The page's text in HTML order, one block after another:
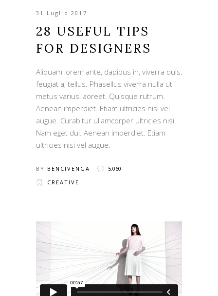
31 Luglio 2017
28 USEFUL TIPS
FOR DESIGNERS
Aliquam lorem ante, dapibus in, viverra quis,
feugiat a, tellus. Phasellus viverra nulla ut
metus varius laoreet. Quisque rutrum.
Aenean imperdiet. Etiam ultricies nisi vel
augue. Curabitur ullamcorper ultricies nisi.
Nam eget dui. Aenean imperdiet. Etiam
ultricies nisi vel augue.
BY BENCIVENGA
5.060
CREATIVE